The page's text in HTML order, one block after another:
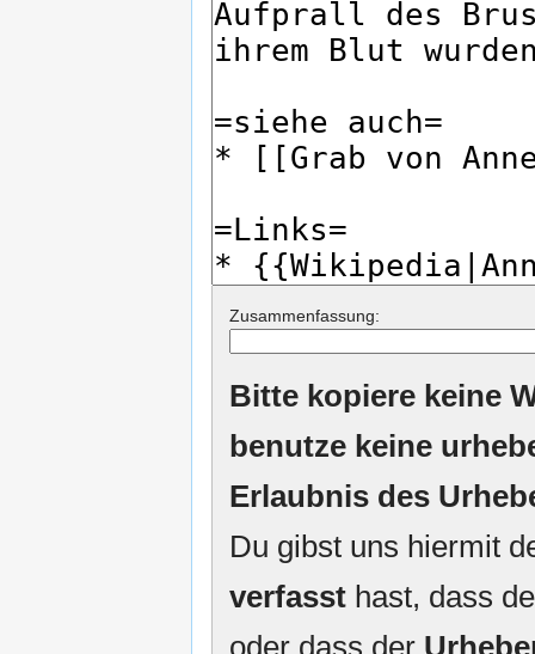
Zusammenfassung:
Bitte kopiere keine
benutze keine
Erlaubnis des
Du gibst uns hiermit
verfasst hast, dass